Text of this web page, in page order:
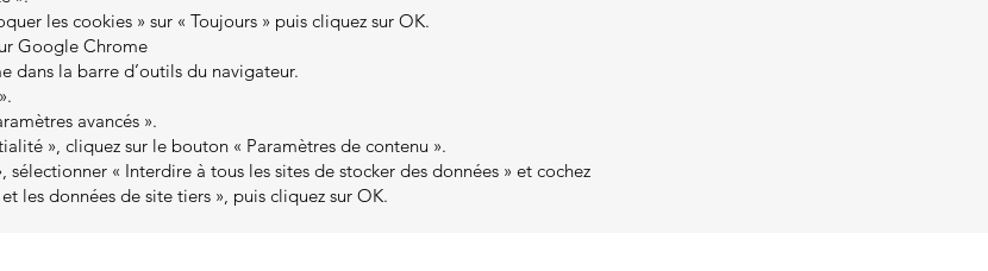
les cookies » sur « Toujours » puis cliquez sur OK.
Google Chrome
dans la barre d’outils du navigateur.
avancés ».
», cliquez sur le bouton « Paramètres de contenu ».
sélectionner « Interdire à tous les sites de stocker des données » et cochez
les données de site tiers », puis cliquez sur OK.